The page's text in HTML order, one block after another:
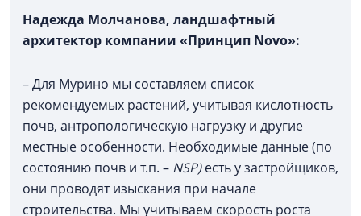
Надежда Молчанова, ландшафтный
архитектор компании «Принцип Novo»:
– Для Мурино мы составляем список
рекомендуемых растений, учитывая кислотность
почв, антропологическую нагрузку и другие
местные особенности. Необходимые данные (по
состоянию почв и т.п. – NSP)есть у застройщиков,
они проводят изыскания при начале
строительства. Мы учитываем скорость роста